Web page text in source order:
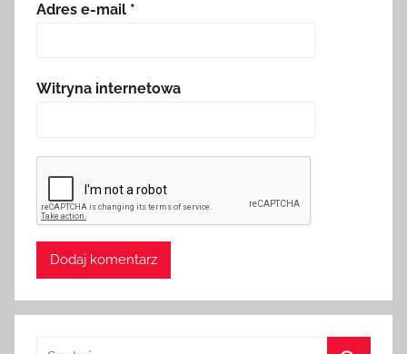
Adres e-mail *
Witryna internetowa